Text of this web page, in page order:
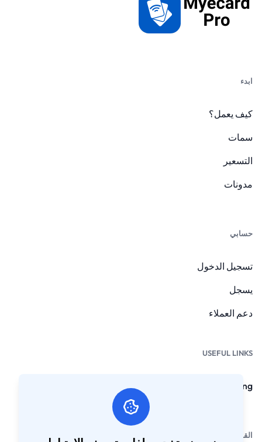
ابدء
كيف يعمل؟
سمات
التسعير
مدونات
حسابي
تسجيل الدخول
يسجل
دعم العملاء
USEFUL LINKS
NFC Card Ordering
القانونيون